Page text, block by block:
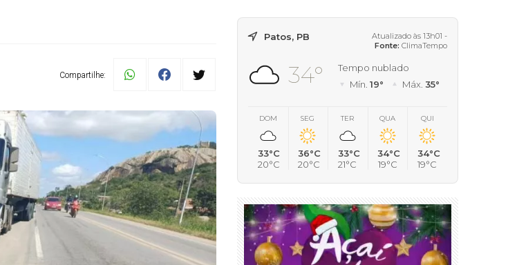
Compartilhe:
Patos, PB
Atualizado às 13h01 -
Fonte: ClimaTempo
34°
Tempo nublado
Mín. 19° Máx. 35°
DOM
33°C
20°C
SEG
36°C
20°C
TER
33°C
21°C
QUA
34°C
19°C
QUI
34°C
19°C